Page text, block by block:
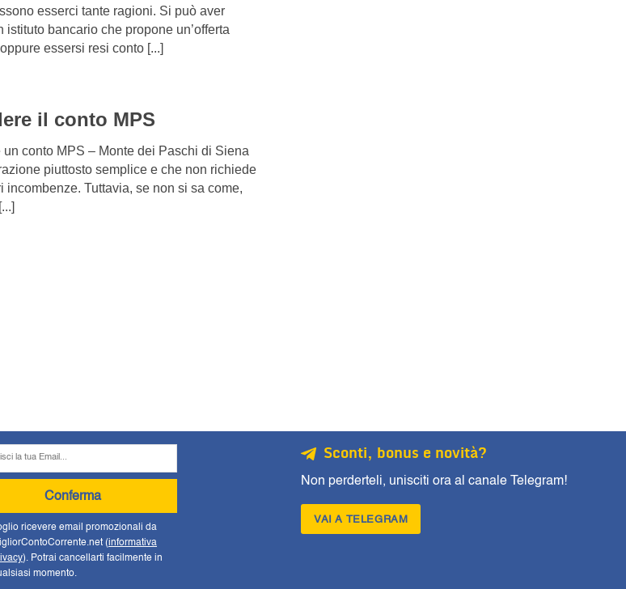
esserci tante ragioni. Si può aver
istituto bancario che propone un’offerta
essersi resi conto [...]
il conto MPS
un conto MPS – Monte dei Paschi di Siena
piuttosto semplice e che non richiede
incombenze. Tuttavia, se non si sa come,
Conferma
ricevere email promozionali da
(informativa
). Potrai cancellarti facilmente in
momento.
Sconti, bonus e novità?
Non perderteli, unisciti ora al canale Telegram!
VAI A TELEGRAM